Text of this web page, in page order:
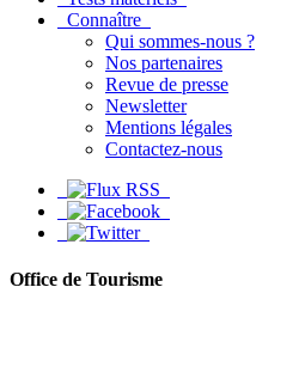
Connaître
Qui sommes-nous ?
Nos partenaires
Revue de presse
Newsletter
Mentions légales
Contactez-nous
Office de Tourisme